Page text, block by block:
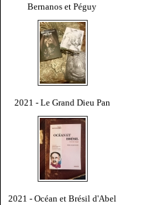
Bernanos et Péguy
2021 - Le Grand Dieu Pan
2021 - Océan et Brésil d'Abel